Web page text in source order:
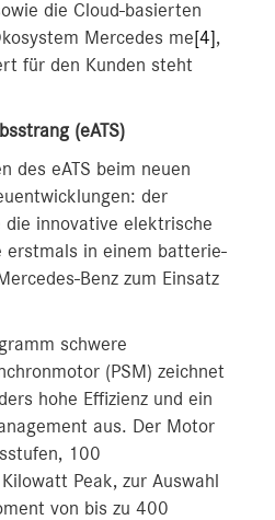
die Cloud-basierten
Mercedes me[4],
für den Kunden steht
(eATS)
des eATS beim neuen
der
innovative elektrische
erstmals in einem batterie-
Benz zum Einsatz
schwere
(PSM) zeichnet
hohe Effizienz und ein
aus. Der Motor
100
Peak, zur Auswahl
von bis zu 400